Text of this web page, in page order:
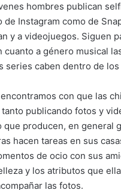
hombres publican
Instagram como de
y a videojuegos. Siguen
cuanto a género musical
series caben dentro de
con que las
publicando fotos y
producen, en general
hacen tareas en sus
de ocio con sus
y los atributos que
las fotos.